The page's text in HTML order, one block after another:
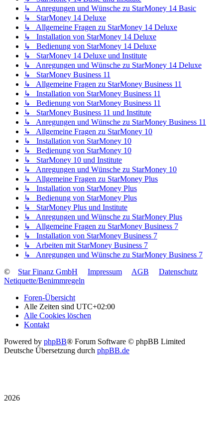
↳ Anregungen und Wünsche zu StarMoney 14 Basic
↳ StarMoney 14 Deluxe
↳ Allgemeine Fragen zu StarMoney 14 Deluxe
↳ Installation von StarMoney 14 Deluxe
↳ Bedienung von StarMoney 14 Deluxe
↳ StarMoney 14 Deluxe und Institute
↳ Anregungen und Wünsche zu StarMoney 14 Deluxe
↳ StarMoney Business 11
↳ Allgemeine Fragen zu StarMoney Business 11
↳ Installation von StarMoney Business 11
↳ Bedienung von StarMoney Business 11
↳ StarMoney Business 11 und Institute
↳ Anregungen und Wünsche zu StarMoney Business 11
↳ Allgemeine Fragen zu StarMoney 10
↳ Installation von StarMoney 10
↳ Bedienung von StarMoney 10
↳ StarMoney 10 und Institute
↳ Anregungen und Wünsche zu StarMoney 10
↳ Allgemeine Fragen zu StarMoney Plus
↳ Installation von StarMoney Plus
↳ Bedienung von StarMoney Plus
↳ StarMoney Plus und Institute
↳ Anregungen und Wünsche zu StarMoney Plus
↳ Allgemeine Fragen zu StarMoney Business 7
↳ Installation von StarMoney Business 7
↳ Arbeiten mit StarMoney Business 7
↳ Anregungen und Wünsche zu StarMoney Business 7
©
Star Finanz GmbH Impressum AGB
Datenschutz
Netiquette/Benimmregeln
Foren-Übersicht
Alle Zeiten sind UTC+02:00
Alle Cookies löschen
Kontakt
Powered by phpBB® Forum Software © phpBB Limited
Deutsche Übersetzung durch phpBB.de
2026